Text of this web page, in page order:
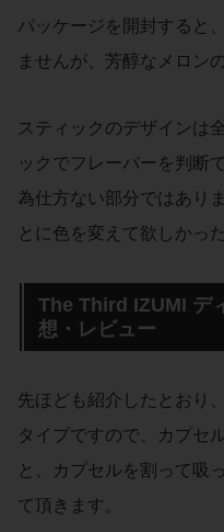
パッケージを開封すると
ませんが、芳醇なメロン
スティックのデザインは
ックでフレーバーを判断
為仕方ない部分ではあり
とに色を変えて欲しかっ
The Third IZUMI デ
想・レビュー
先ほども紹介したとおり
タイプですので、カプセ
と、カプセルを割って吸
て頂きます。